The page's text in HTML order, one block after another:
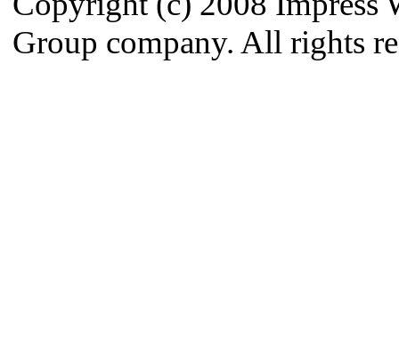
Group company. All rights